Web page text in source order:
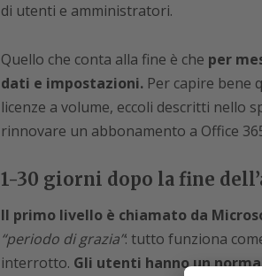
di utenti e amministratori.
Quello che conta alla fine è che per
dati e impostazioni.Per capire bene
licenze a volume, eccoli descritti nello
rinnovare un abbonamento a Office
1-30 giorni dopo la fine
Il primo livello è chiamato da
“periodo di grazia”: tutto funziona
interrotto. Gli utenti hanno un